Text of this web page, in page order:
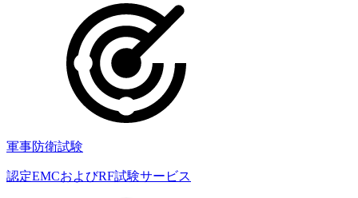
軍事防衛試験
認定EMCおよびRF試験サービス